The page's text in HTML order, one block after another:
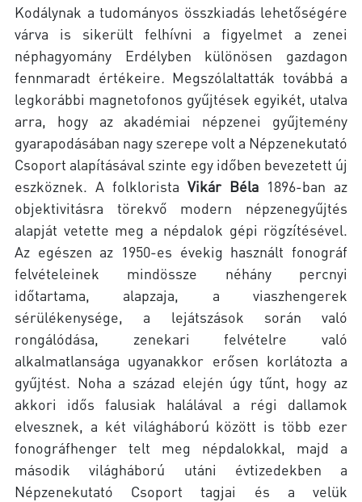
Kodálynak a tudományos összkiadás lehetőségére
várva is sikerült felhívni a figyelmet a zenei
néphagyomány Erdélyben különösen gazdagon
fennmaradt értékeire. Megszólaltatták továbbá a
legkorábbi magnetofonos gyűjtések egyikét, utalva
arra, hogy az akadémiai népzenei gyűjtemény
gyarapodásában nagy szerepe volt a Népzenekutató
Csoport alapításával szinte egy időben bevezetett új
eszköznek. A folklorista Vikár Béla 1896-ban az
objektivitásra törekvő modern népzenegyűjtés
alapját vetette meg a népdalok gépi rögzítésével.
Az egészen az 1950-es évekig használt fonográf
felvételeinek mindössze néhány percnyi
időtartama, alapzaja, a viaszhengerek
sérülékenysége, a lejátszások során való
rongálódása, zenekari felvételre való
alkalmatlansága ugyanakkor erősen korlátozta a
gyűjtést. Noha a század elején úgy tűnt, hogy az
akkori idős falusiak halálával a régi dallamok
elvesznek, a két világháború között is több ezer
fonográfhenger telt meg népdalokkal, majd a
második világháború utáni évtizedekben a
Népzenekutató Csoport tagjai és a velük